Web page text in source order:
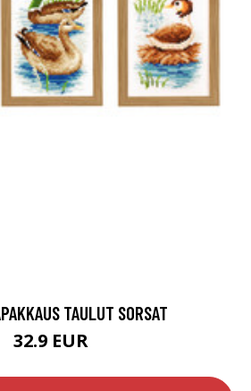
TAULUT SORSAT
32.9 EUR